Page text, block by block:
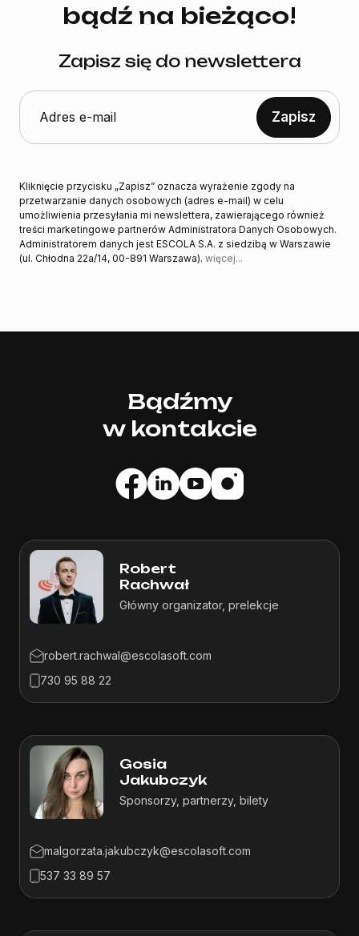
bądź na bieżąco!
Zapisz się do newslettera
Zapisz
Kliknięcie przycisku „Zapisz” oznacza wyrażenie zgody na
przetwarzanie danych osobowych (adres e-mail) w celu
umożliwienia przesyłania mi newslettera, zawierającego również
treści marketingowe partnerów Administratora Danych Osobowych.
Administratorem danych jest ESCOLA S.A. z siedzibą w Warszawie
(ul. Chłodna 22a/14, 00-891 Warszawa). więcej...
Bądźmy
w kontakcie
Robert
Rachwał
Główny organizator, prelekcje
robert.rachwal@escolasoft.com
730 95 88 22
Gosia
Jakubczyk
Sponsorzy, partnerzy, bilety
malgorzata.jakubczyk@escolasoft.com
537 33 89 57